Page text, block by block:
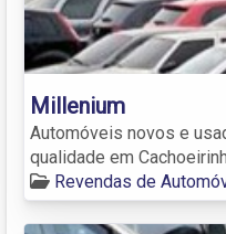
Millenium
Automóveis novos e
qualidade em
Revendas de